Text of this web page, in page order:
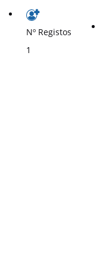
Nº Registos
1